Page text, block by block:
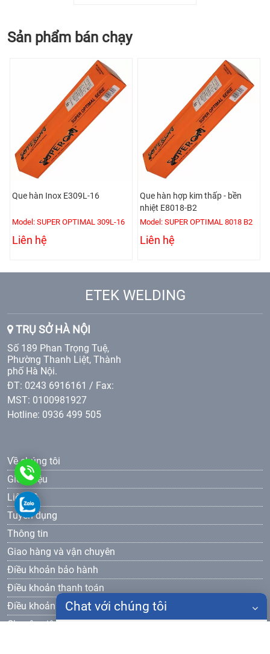
Sản phẩm bán chạy
Que hàn Inox E309L-16
Model: SUPER OPTIMAL 309L-16
Liên hệ
Que hàn hợp kim thấp - bền
nhiệt E8018-B2
Model: SUPER OPTIMAL 8018 B2
Liên hệ
ETEK WELDING
TRỤ SỞ HÀ NỘI
Số 189 Phan Trọng Tuệ,
Phường Thanh Liệt, Thành
phố Hà Nội.
ĐT: 0243 6916161 / Fax:
MST: 0100981927
Hotline: 0936 499 505
Về chúng tôi
Giới thiệu
Liên hệ
Tuyển dụng
Thông tin
Giao hàng và vận chuyên
Điều khoản bảo hành
Điều khoản thanh toán
Điều khoản bảo mật
Chuyên viên bán hàng
0936499505
Chat với chúng tôi